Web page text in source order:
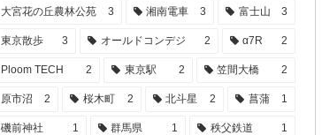
大宮花の丘農林公苑 3 湘南電車 3 富士山 3
東京散歩 3 オールドコンデジ 2 α7R 2
Ploom TECH 2 東京駅 2 笠間大橋 2
原市沼 2 桜木町 2 北斗星 2 菖蒲 1
磯前神社 1 群馬県 1 秩父鉄道 1